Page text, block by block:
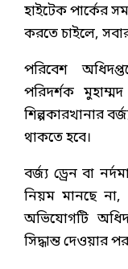
হাইটেক পার্কের
করতে চাইলে,
পরিবেশ
পরিদর্শক
শিল্পকারখানার
থাকতে হবে।
বর্জ্য ড্রেন বা
নিয়ম মানছে
অভিযোগটি
সিদ্ধান্ত দেওয়ার